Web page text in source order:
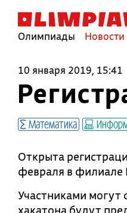
Олимпиады Новости
10 января 2019, 15:41
Математика
Открыта
февраля в филиале
Участниками
хакатона будут